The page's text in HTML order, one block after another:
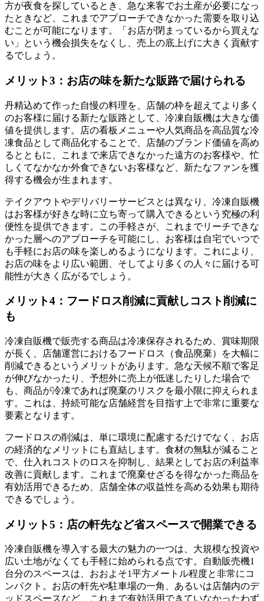
方が夜食を探しているとき、急な来客でお土産が必要になっ
たときなど、これまでアプローチできなかった需要を取り込
むことが可能になります。「お店が閉まっているから買えな
い」という機会損失をなくし、売上の底上げに大きく貢献す
るでしょう。
メリット3：お店の味を新たな販路で届けられる
丹精込めて作った自慢の料理を、店舗の枠を超えてより多く
のお客様に届ける新たな販路として、冷凍自販機は大きな価
値を提供します。店の看板メニューや人気商品を高品質な冷
凍食品として商品化することで、店舗のブランド価値を高め
るとともに、これまで来店できなかった遠方のお客様や、忙
しくてなかなか外食できないお客様など、新たなファンを獲
得する機会が生まれます。
テイクアウトやデリバリーサービスとは異なり、冷凍自販機
はお客様が好きな時に立ち寄って購入できるという究極の利
便性を提供できます。この手軽さが、これまでリーチできな
かった層へのアプローチを可能にし、お客様は自宅でいつで
も手軽にお店の味を楽しめるようになります。これにより、
お店の味をより広い範囲、そしてより多くの人々に届ける可
能性が大きく広がるでしょう。
メリット4：フードロス削減に貢献しコスト削減に
も
冷凍自販機で販売する商品は冷凍保存されるため、賞味期限
が長く、店舗運営におけるフードロス（食品廃棄）を大幅に
削減できるというメリットがあります。急な天候不順で客足
が伸びなかったり、予想外に売上が低迷したりした場合で
も、商品が冷凍であれば廃棄のリスクを最小限に抑えられま
す。これは、持続可能な店舗経営を目指す上で非常に重要な
要素となります。
フードロスの削減は、単に環境に配慮するだけでなく、お店
の経済的なメリットにも直結します。食材の無駄が減ること
で、仕入れコストのロスを抑制し、結果としてお店の利益率
改善に貢献します。これまで廃棄せざるを得なかった商品を
有効活用できるため、店舗全体の収益性を高める効果も期待
できるでしょう。
メリット5：店の軒先など省スペースで開業できる
冷凍自販機を導入する最大の魅力の一つは、大規模な投資や
広い土地がなくても手軽に始められる点です。自動販売機1
台分のスペースは、おおよそ1平方メートル程度と非常にコ
ンパクト。お店の軒先や駐車場の一角、あるいは店舗内のデ
ッドスペースなど、これまで有効活用できていなかったわず